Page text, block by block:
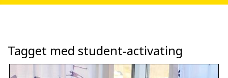
Tagget med student-activating